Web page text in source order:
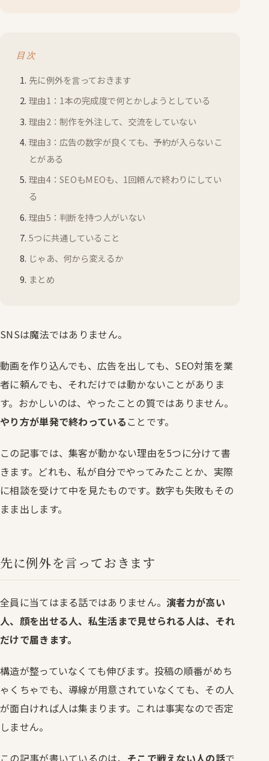
目次
先に例外を言っておきます
理由1：1本の完成度で何とかしようとしている
理由2：制作を外注して、交流をしていない
理由3：広告の数字が良くても、予約が入らないこ
とがある
理由4：SEOもMEOも、1回頼んで終わりにしてい
る
理由5：判断を持つ人がいない
5つに共通していること
じゃあ、何から変えるか
まとめ
SNSは魔法ではありません。
動画を作り込んでも、広告を出しても、SEO対策を業
者に頼んでも、それだけでは動かないことがありま
す。おかしいのは、やったことの質ではありません。
やり方が単発で終わっている ことです。
この記事では、集客が動かない理由を5つに分けて書
きます。どれも、私が自分でやってみたことか、実際
に相談を受けて中を見たものです。数字も失敗もその
まま出します。
先に例外を言っておきます
全員に当てはまる話ではありません。 演者力が高い
人、顔を出せる人、私生活まで見せられる人は、それ
だけで届きます。
構造が整っていなくても伸びます。投稿の順番がめち
ゃくちゃでも、導線が用意されていなくても、その人
が面白ければ人は集まります。これは事実なので否定
しません。
この記事が書いているのは、 そこで戦えない人の話で